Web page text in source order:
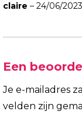
claire – 24/06/2023
Een
Je e-mailadres
velden zijn